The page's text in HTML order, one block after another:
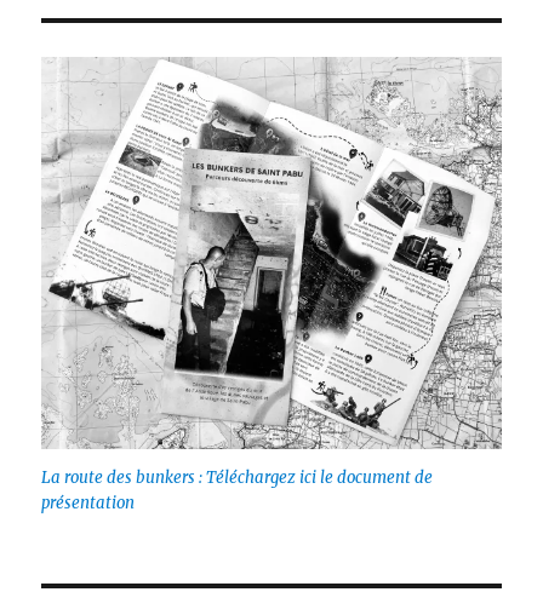
La route des bunkers : Téléchargez ici le document de
présentation